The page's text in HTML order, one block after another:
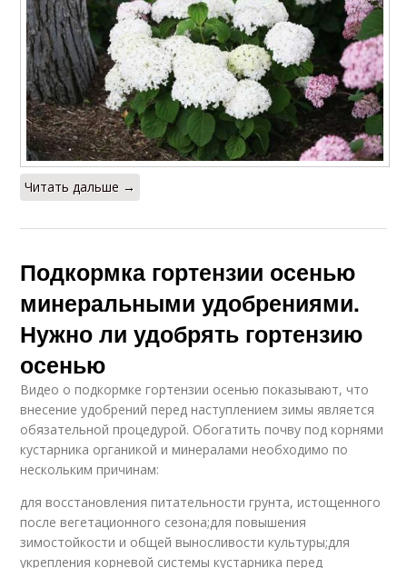
Читать дальше →
Подкормка гортензии осенью
минеральными удобрениями.
Нужно ли удобрять гортензию
осенью
Видео о подкормке гортензии осенью показывают, что
внесение удобрений перед наступлением зимы является
обязательной процедурой. Обогатить почву под корнями
кустарника органикой и минералами необходимо по
нескольким причинам:
для восстановления питательности грунта, истощенного
после вегетационного сезона;для повышения
зимостойкости и общей выносливости культуры;для
укрепления корневой системы кустарника перед